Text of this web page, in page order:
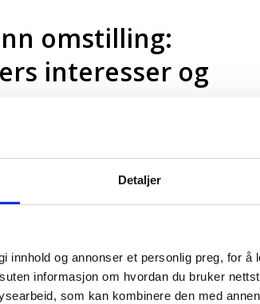
Detaljer
innhold og annonser et personlig preg, for
informasjon om hvordan du bruker
som kan kombinere den med
omstilling:
interesser og
eller klimarisiko i egen virksomhet
klima- og miljøpåvirkning, og om din
Se forslag til spørsmål til ledelsen
om hva grønn omstilling betyr i din
og kanaler for kommunikasjon